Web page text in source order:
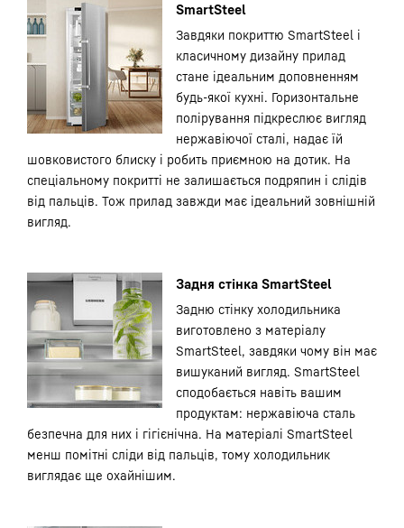
SmartSteel
Завдяки покриттю SmartSteel і
класичному дизайну прилад
стане ідеальним доповненням
будь-якої кухні. Горизонтальне
полірування підкреслює вигляд
нержавіючої сталі, надає їй
шовковистого блиску і робить приємною на дотик. На
спеціальному покритті не залишається подряпин і слідів
від пальців. Тож прилад завжди має ідеальний зовнішній
вигляд.
Задня стінка SmartSteel
Задню стінку холодильника
виготовлено з матеріалу
SmartSteel, завдяки чому він має
вишуканий вигляд. SmartSteel
сподобається навіть вашим
продуктам: нержавіюча сталь
безпечна для них і гігієнічна. На матеріалі SmartSteel
менш помітні сліди від пальців, тому холодильник
виглядає ще охайнішим.